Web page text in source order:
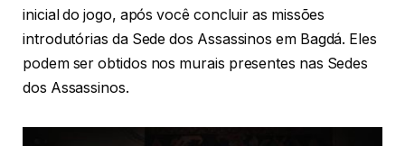
inicial do jogo, após você concluir as missões
introdutórias da Sede dos Assassinos em Bagdá. Eles
podem ser obtidos nos murais presentes nas Sedes
dos Assassinos.